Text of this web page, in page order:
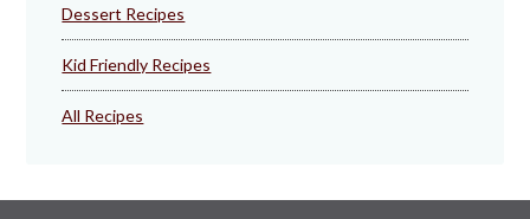
Dessert Recipes
Kid Friendly Recipes
All Recipes